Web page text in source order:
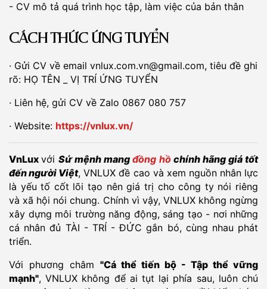
- CV mô tả quá trình học tập, làm việc của bản thân
CÁCH THỨC ỨNG TUYỂN
· Gửi CV về email vnlux.com.vn@gmail.com, tiêu đề ghi
rõ: HỌ TÊN _ VỊ TRÍ ỨNG TUYỂN
· Liên hệ, gửi CV về Zalo 0867 080 757
· Website: https://vnlux.vn/
VnLux với Sứ mệnh mang đồng hồ chính hãng giá tốt
đến người Việt, VNLUX đề cao và xem nguồn nhân lực
là yếu tố cốt lõi tạo nên giá trị cho công ty nói riêng
và xã hội nói chung. Chính vì vậy, VNLUX không ngừng
xây dựng môi trường năng động, sáng tạo - nơi những
cá nhân đủ TÀI - TRÍ - ĐỨC gắn bó, cùng nhau phát
triển.
Với phương châm "Cá thể tiến bộ - Tập thể vững
mạnh", VNLUX không để ai tụt lại phía sau, luôn chú